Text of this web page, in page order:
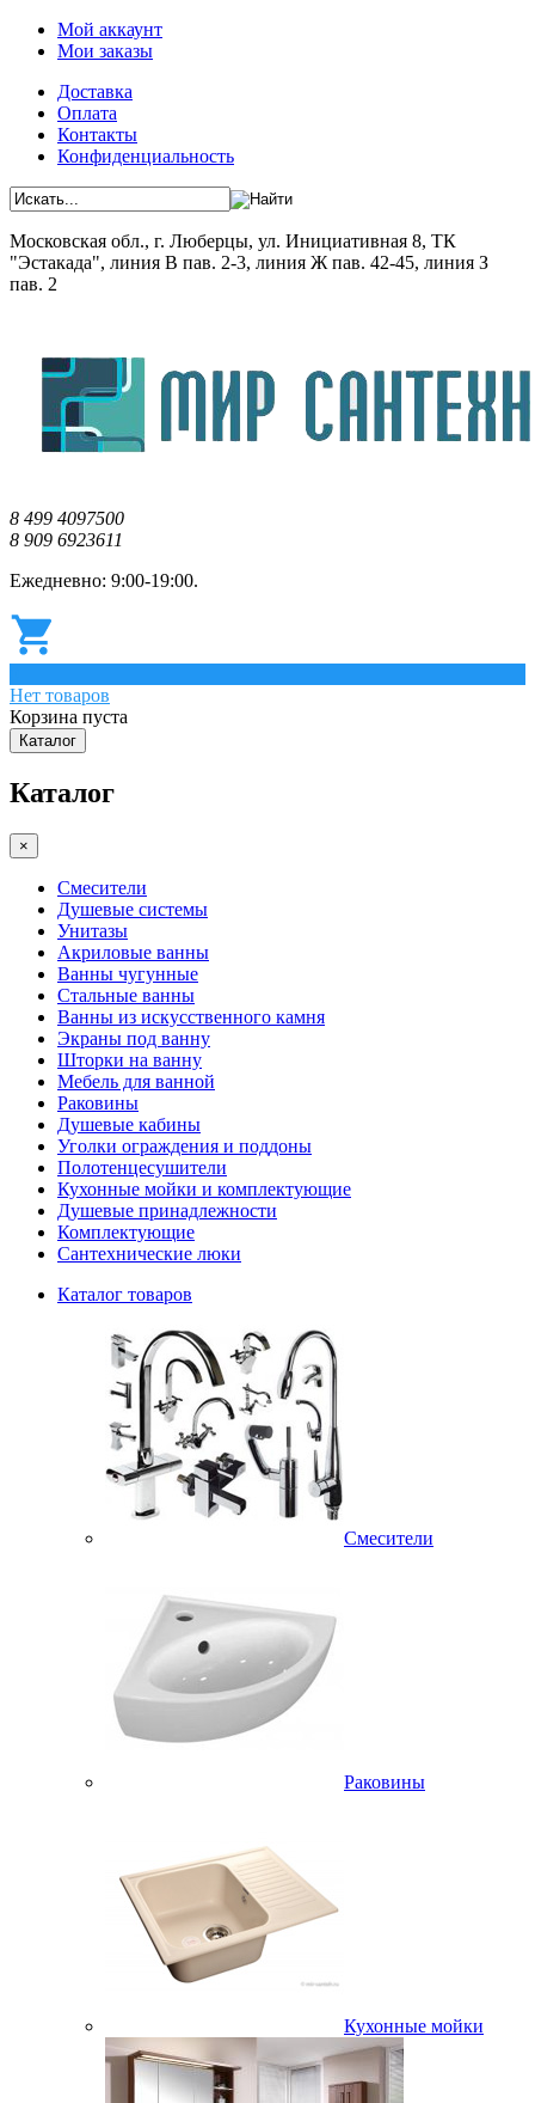
Мой аккаунт
Мои заказы
Доставка
Оплата
Контакты
Конфиденциальность
Московская обл., г. Люберцы, ул. Инициативная 8, ТК
"Эстакада", линия В пав. 2-3, линия Ж пав. 42-45, линия З
пав. 2
8 499 4097500
8 909 6923611
Ежедневно: 9:00-19:00.
Нет товаров
Корзина пуста
Каталог
Каталог
×
Смесители
Душевые системы
Унитазы
Акриловые ванны
Ванны чугунные
Стальные ванны
Ванны из искусственного камня
Экраны под ванну
Шторки на ванну
Мебель для ванной
Раковины
Душевые кабины
Уголки ограждения и поддоны
Полотенцесушители
Кухонные мойки и комплектующие
Душевые принадлежности
Комплектующие
Сантехнические люки
Каталог товаров
Смесители
Раковины
Кухонные мойки